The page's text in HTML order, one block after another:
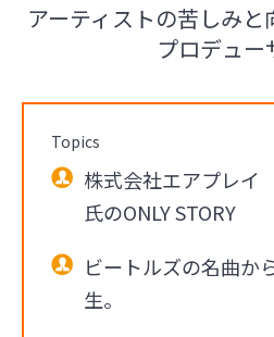
アーティストの苦しみ
プロデュー
Topics
株式会社エアプレ
氏のONLY STORY
ビートルズの名曲か
生。